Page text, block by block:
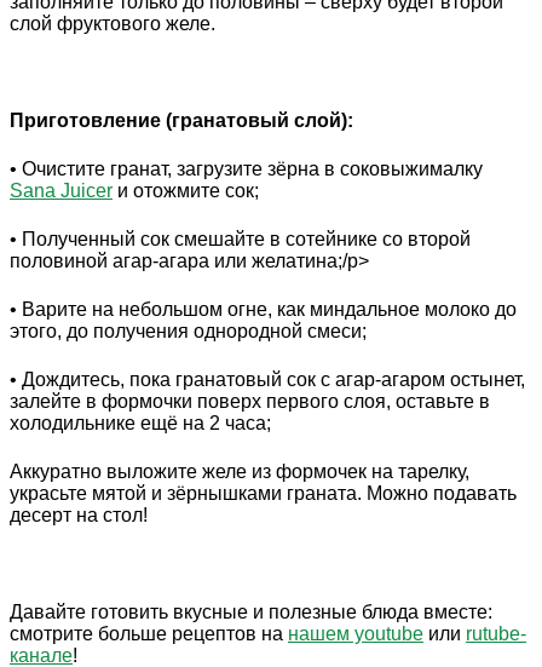
слой фруктового желе.
Приготовление (гранатовый слой):
• Очистите гранат, загрузите зёрна в соковыжималку
Sana Juicer и отожмите сок;
• Полученный сок смешайте в сотейнике со второй
половиной агар-агара или желатина;/p>
• Варите на небольшом огне, как миндальное молоко до
этого, до получения однородной смеси;
• Дождитесь, пока гранатовый сок с агар-агаром остынет,
залейте в формочки поверх первого слоя, оставьте в
холодильнике ещё на 2 часа;
Аккуратно выложите желе из формочек на тарелку,
украсьте мятой и зёрнышками граната. Можно подавать
десерт на стол!
Давайте готовить вкусные и полезные блюда вместе:
смотрите больше рецептов на нашем youtube или rutube-
канале!